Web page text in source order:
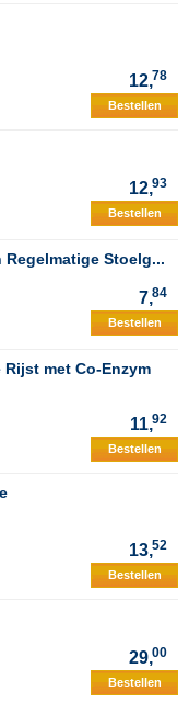
12,78
Bestellen
12,93
Bestellen
Regelmatige Stoelg...
7,84
Bestellen
met Co-Enzym
11,92
Bestellen
13,52
Bestellen
29,00
Bestellen